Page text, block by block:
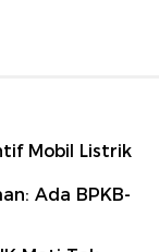
Mobil Listrik
Ada BPKB-